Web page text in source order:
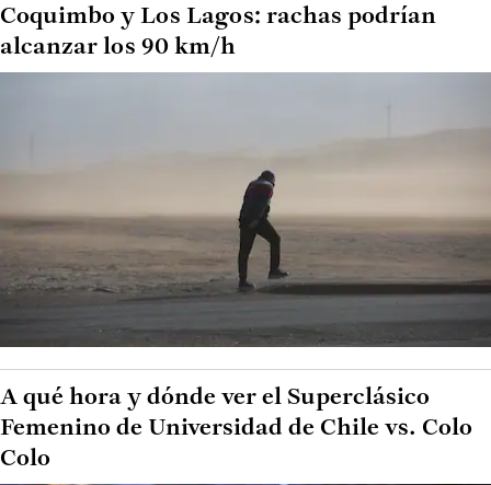
Coquimbo y Los Lagos: rachas podrían
alcanzar los 90 km/h
A qué hora y dónde ver el Superclásico
Femenino de Universidad de Chile vs. Colo
Colo